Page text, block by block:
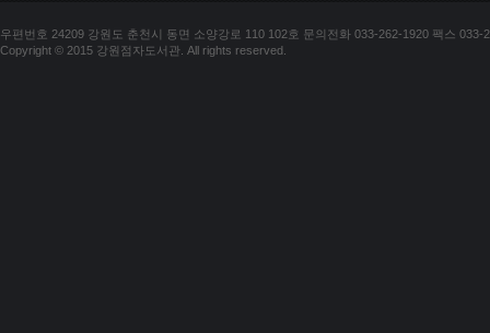
우편번호 24209 강원도 춘천시 동면 소양강로 110 102호 문의전화 033-262-1920 팩스 033-
Copyright © 2015 강원점자도서관. All rights reserved.